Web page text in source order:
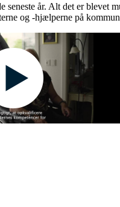
år. Alt det er blevet
og -hjælperne på